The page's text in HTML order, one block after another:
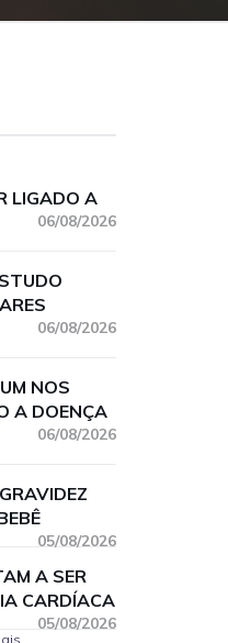
LIGADO A
06/08/2026
06/08/2026
NOS
A DOENÇA
06/08/2026
05/08/2026
A SER
CARDÍACA
05/08/2026